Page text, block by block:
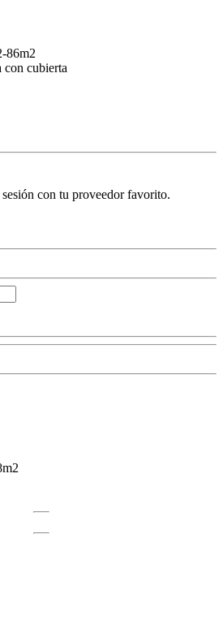
-86m2
con cubierta
con tu proveedor favorito.
m2